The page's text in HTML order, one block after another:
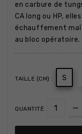
en carbure de
CA long ou HP,
échauffement
au bloc opératoire.
TAILLE (CM) : S
QUANTITÉ